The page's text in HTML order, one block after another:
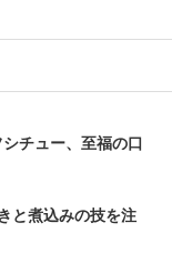
チュー、至福の口
と煮込みの技を注